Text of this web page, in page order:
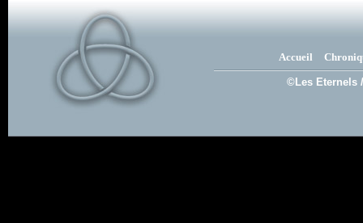
Accueil
©Les Eternels